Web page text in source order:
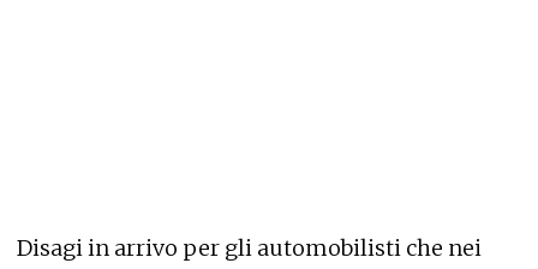
Disagi in arrivo per gli automobilisti che nei